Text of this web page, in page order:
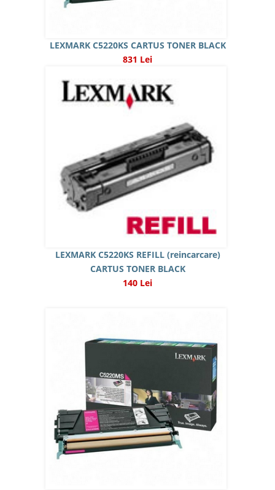
LEXMARK C5220KS CARTUS TONER BLACK
831 Lei
LEXMARK C5220KS REFILL (reincarcare)
CARTUS TONER BLACK
140 Lei